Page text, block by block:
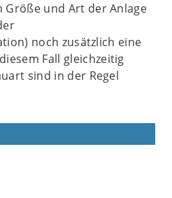
Größe und Art der Anlage
noch zusätzlich eine
Fall gleichzeitig
sind in der Regel